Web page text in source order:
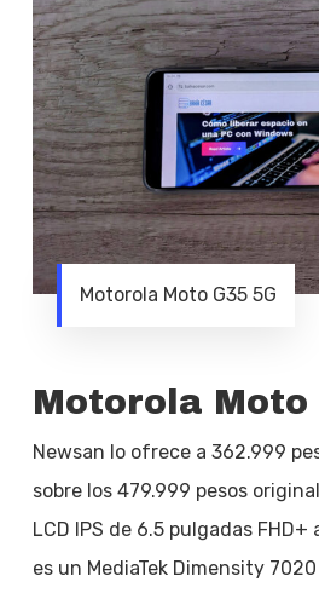
Motorola Moto G35 5G
Motorola Moto
Newsan lo ofrece a 362.999
sobre los 479.999 pesos
LCD IPS de 6.5 pulgadas FHD+
es un MediaTek Dimensity